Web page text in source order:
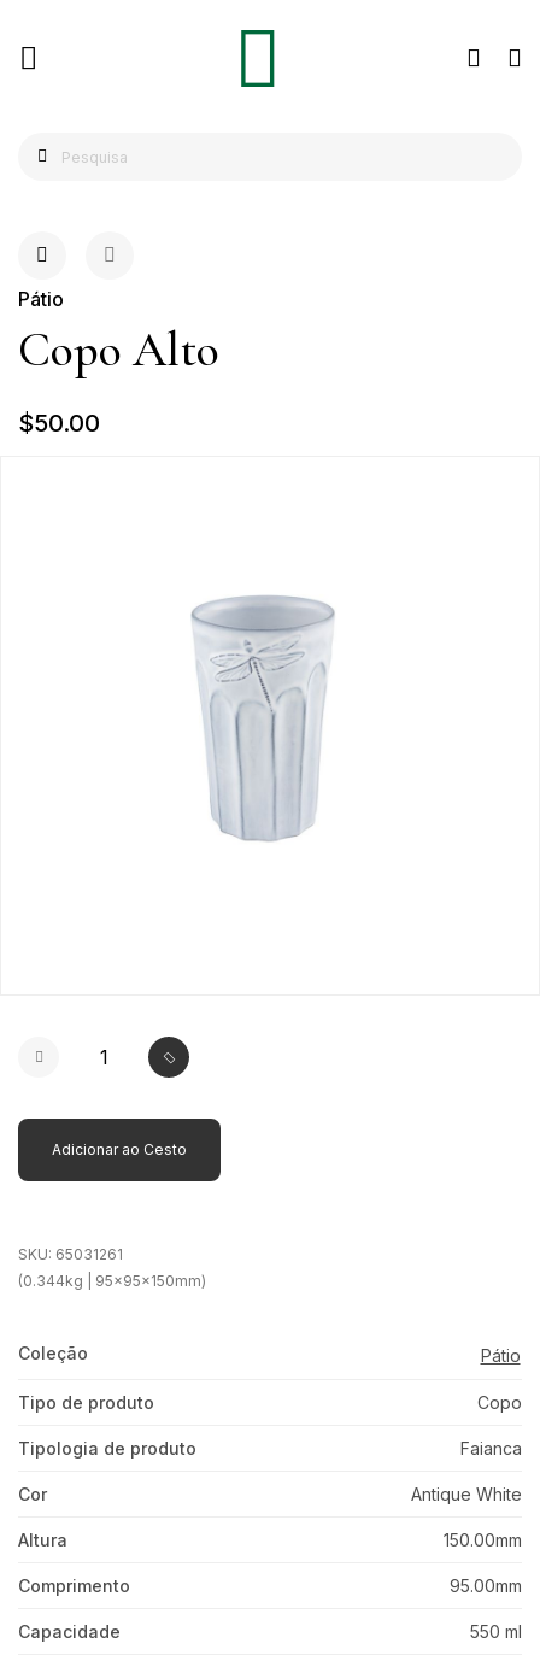
Pátio
Copo Alto
$50.00
Adicionar ao Cesto
SKU: 65031261
(0.344kg | 95x95x150mm)
Coleção Pátio
Tipo de produto Copo
Tipologia de produto Faianca
Cor Antique White
Altura 150.00mm
Comprimento 95.00mm
Capacidade 550 ml